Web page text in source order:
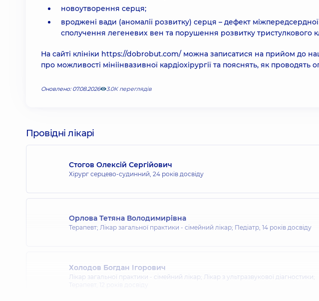
новоутворення серця;
вроджені вади (аномалії розвитку) серця – дефект
сполучення легеневих вен та порушення розвитку тристулкового
На сайті клініки https://dobrobut.com/ можна записатися на прийом до
про можливості мініінвазивної кардіохірургії та пояснять, як проводять
Оновлено: 07.08.2026 3.0К переглядів
Провідні лікарі
Стогов Олексій Сергійович
Хірург серцево-судинний, 24 років досвіду
Орлова Тетяна Володимирівна
Терапевт; Лікар загальної практики - сімейний лікар; Педіатр, 14 років досвіду
Холодов Богдан Ігорович
Лікар загальної практики - сімейний лікар; Лікар з ультразвукової діагностики;
Терапевт,
12 років досвіду